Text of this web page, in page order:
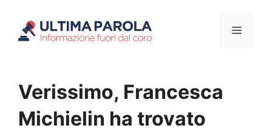
Menu
Verissimo, Francesca
Michielin ha trovato